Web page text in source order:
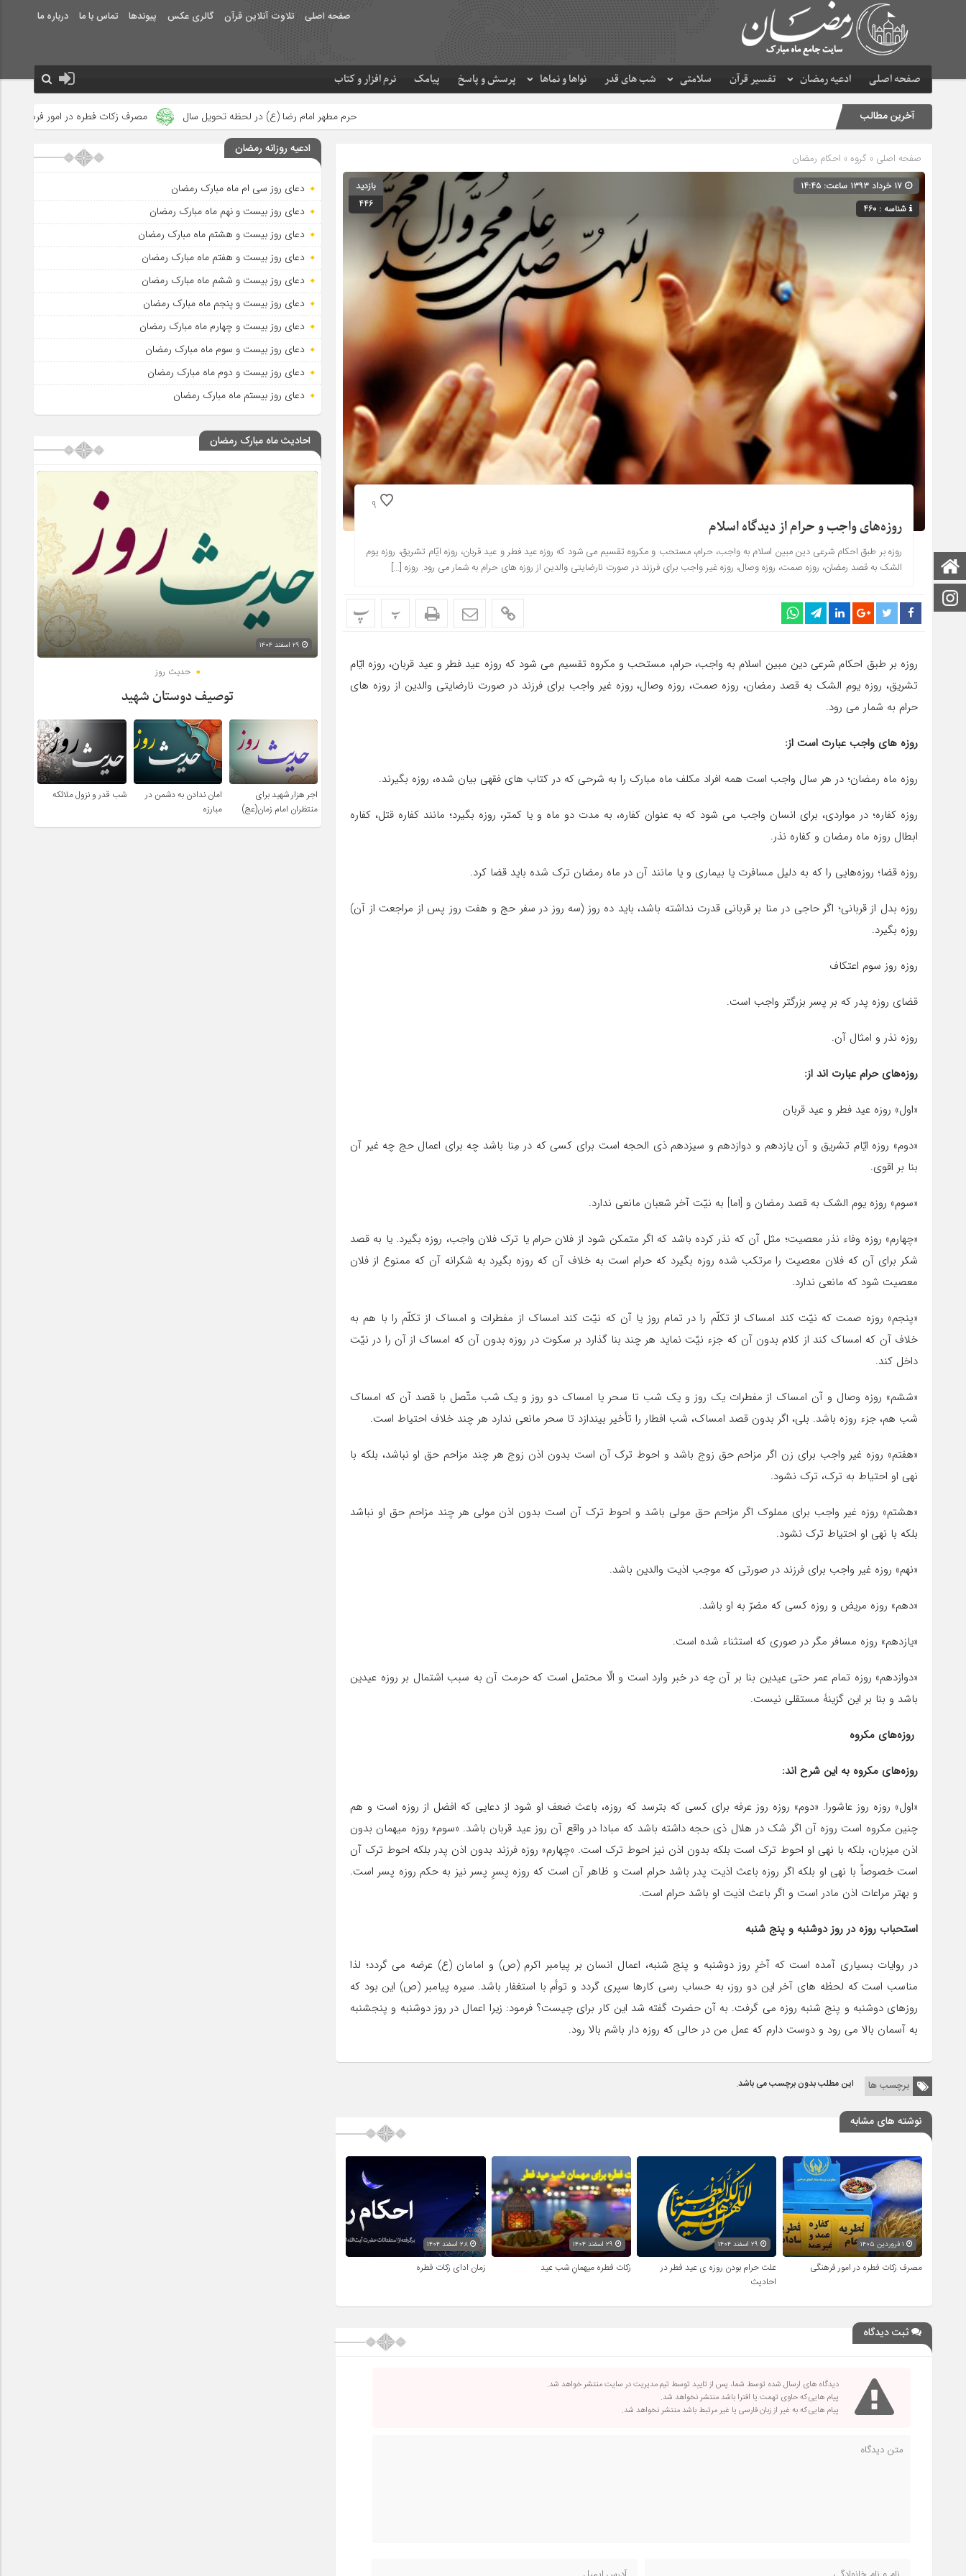
صفحه اصلی تلاوت آنلاین قرآن گالری عکس پیوندها تماس با ما درباره ما
صفحه اصلی ادعیه رمضان تفسیر قرآن سلامتی شب های قدر نواها و نماها پرسش و پاسخ پیامک نرم افزار و کتاب
صفحه اصلی
آخرین مطالب حرم مطهر امام رضا (ع) در لحظه تحویل سال مصرف زکات فطره در امور فرهنگی جلوه‌های بزرگ نصرت
صفحه اصلی » گروه » احکام رمضان
شناسه : 460
بازدید
446
9
روزه‌های واجب و حرام از دیدگاه اسلام
روزه بر طبق احکام شرعی دین مبین اسلام به واجب، حرام، مستحب و مکروه تقسیم می شود که روزه‏ عید فطر و عید قربان، روزه‏ ایّام تشریق، روزه‏ یوم
الشک به قصد رمضان، روزه‏ صمت، روزه وصال، روزه غیر واجب برای فرزند در صورت نارضایتی والدین از روزه های حرام به شمار می رود. روزه‌ […]
پ پ
روزه بر طبق احکام شرعی دین مبین اسلام به واجب، حرام، مستحب و مکروه تقسیم می شود که روزه‏ عید فطر و عید قربان، روزه‏ ایّام
تشریق، روزه‏ یوم الشک به قصد رمضان، روزه‏ صمت، روزه وصال، روزه غیر واجب برای فرزند در صورت نارضایتی والدین از روزه های
حرام به شمار می رود.
روزه‌ هاى واجب عبارت است از:
روزه ماه رمضان؛ در هر سال واجب است همه افراد مکلف ماه مبارک را به شرحى که در کتاب هاى فقهى بیان شده، روزه بگیرند.
روزه کفاره؛ در مواردى، براى انسان واجب مى شود که به عنوان کفاره، به مدت دو ماه و یا کمتر، روزه بگیرد؛ مانند کفاره قتل، کفاره
ابطال روزه ماه رمضان و کفاره نذر.
روزه قضا؛ روزه‌هایى را که به دلیل مسافرت یا بیمارى و یا مانند آن در ماه رمضان ترک شده باید قضا کرد.
روزه بدل از قربانى؛ اگر حاجى در منا بر قربانى قدرت نداشته باشد، باید ده روز (سه روز در سفر حج و هفت روز پس از مراجعت از آن)
روزه بگیرد.
روزه روز سوم اعتکاف
قضاى روزه پدر که بر پسر بزرگتر واجب است.
روزه نذر و امثال آن.
روزه‏‌هاى حرام عبارت اند از:
«اول» روزه‏ عید فطر و عید قربان
«دوم» روزه‏ ایّام تشریق و آن یازدهم و دوازدهم و سیزدهم ذى الحجه است براى کسى که در مِنا باشد چه براى اعمال حج چه غیر آن
بنا بر اقوى.
«سوم» روزه‏ یوم الشک به قصد رمضان و [اما] به نیّت آخر شعبان مانعى ندارد.
«چهارم» روزه‏ وفاء نذر معصیت؛ مثل آن که نذر کرده باشد که اگر متمکن شود از فلان حرام یا ترک فلان واجب، روزه بگیرد. یا به قصد
شکر براى آن که فلان معصیت را مرتکب شده روزه بگیرد که حرام است به خلاف آن که روزه بگیرد به شکرانه‏ آن که ممنوع از فلان
معصیت شود که مانعى ندارد.
«پنجم» روزه‏ صمت که نیّت کند امساک از تکلّم را در تمام روز یا آن که نیّت کند امساک از مفطرات و امساک از تکلّم را با هم به
خلاف آن که امساک کند از کلام بدون آن که جزء نیّت نماید هر چند بنا گذارد بر سکوت در روزه بدون آن که امساک از آن را در نیّت
داخل کند.
«ششم» روزه‏ وصال و آن امساک از مفطرات یک روز و یک شب تا سحر یا امساک دو روز و یک شب متّصل با قصد آن که امساک
شب هم، جزء روزه باشد. بلى، اگر بدون قصد امساک، شب افطار را تأخیر بیندازد تا سحر مانعى ندارد هر چند خلاف احتیاط است.
«هفتم» روزه‏ غیر واجب براى زن اگر مزاحم حق زوج باشد و احوط ترک آن است بدون اذن زوج هر چند مزاحم حق او نباشد، بلکه با
نهى او احتیاط به ترک، ترک نشود.
«هشتم» روزه‏ غیر واجب براى مملوک اگر مزاحم حق مولى باشد و احوط ترک آن است بدون اذن مولى هر چند مزاحم حق او نباشد
بلکه با نهى او احتیاط ترک نشود.
«نهم» روزه‏ غیر واجب براى فرزند در صورتى که موجب اذیت والدین باشد.
«دهم» روزه‏ مریض و روزه‏ کسى که مضرّ به او باشد.
«یازدهم» روزه‏ مسافر مگر در صورى که استثناء شده است.
«دوازدهم» روزه‏ تمام عمر حتى عیدین بنا بر آن چه در خبر وارد است و الّا محتمل است که حرمت آن به سبب اشتمال بر روزه‏ عیدین
باشد و بنا بر این گزینۀ مستقلی نیست.
روزه‏‌هاى مکروه‏
روزه‏‌هاى مکروه به این شرح اند:
«اول» روزه‏ روز عاشورا. «دوم» روزه‏ روز عرفه براى کسى که بترسد که روزه، باعث ضعف او شود از دعایى که افضل از روزه است و هم
چنین مکروه است روزه‏ آن اگر شک در هلال ذى حجه داشته باشد که مبادا در واقع آن روز عید قربان باشد. «سوم» روزه‏ میهمان بدون
اذن میزبان، بلکه با نهى او احوط ترک است بلکه بدون اذن نیز احوط ترک است. «چهارم» روزه‏ فرزند بدون اذن پدر بلکه احوط ترک آن
است خصوصاً با نهى او بلکه اگر روزه باعث اذیت پدر باشد حرام است و ظاهر آن است که روزه‏ پسرِ پسر نیز به حکم روزه‏ پسر است.
و بهتر مراعات اذن مادر است و اگر باعث اذیت او باشد حرام است.
استحباب روزه در روز دوشنبه و پنج شنبه
در روایات بسیاری آمده است که آخرِ روز دوشنبه و پنج شنبه، اعمال انسان بر پیامبر اکرم (ص) و امامان (ع) عرضه می‏ گردد؛ لذا
مناسب است که لحظه‏ های آخر این دو روز، به حساب رسی کارها سپری گردد و توأم با استغفار باشد. سیره پیامبر (ص) این بود که
روزهای دوشنبه و پنج شنبه روزه می‏ گرفت. به آن حضرت گفته شد این کار براى چیست؟ فرمود: زیرا اعمال در روز دوشنبه و پنجشنبه
به آسمان بالا می ‏رود و دوست دارم که عمل من در حالى که روزه‏ دار باشم بالا رود.
برچسب ها این مطلب بدون برچسب می باشد.
نوشته های مشابه
مصرف زکات فطره در امور فرهنگی
۲۹ اسفند ۱۴۰۴
علت حرام بودن روزه ی عید فطر در
احادیث
زکات فطره میهمانِ شب عید
۲۸ اسفند ۱۴۰۴
زمان ادای زکات فطره
ثبت دیدگاه
دیدگاه های ارسال شده توسط شما، پس از تایید توسط تیم مدیریت در سایت منتشر خواهد شد.
پیام هایی که حاوی تهمت یا افترا باشد منتشر نخواهد شد.
پیام هایی که به غیر از زبان فارسی یا غیر مرتبط باشد منتشر نخواهد شد.
ادعیه روزانه رمضان
دعای روز سی ام ماه مبارک رمضان
دعای روز بیست و نهم ماه مبارک رمضان
دعای روز بیست و هشتم ماه مبارک رمضان
دعای روز بیست و هفتم ماه مبارک رمضان
دعای روز بیست و ششم ماه مبارک رمضان
دعای روز بیست و پنجم ماه مبارک رمضان
دعای روز بیست و چهارم ماه مبارک رمضان
دعای روز بیست و سوم ماه مبارک رمضان
دعای روز بیست و دوم ماه مبارک رمضان
دعای روز بیستم ماه مبارک رمضان
احادیث ماه مبارک رمضان
حدیث روز
توصیف دوستان شهید
اجر هزار شهید برای
منتظران امام زمان(عج)
امان ندادن به دشمن در
مبارزه
شب قدر و نزول ملائکه